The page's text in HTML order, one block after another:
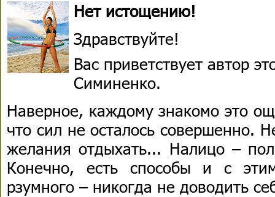
Нет истощению!
Здравствуйте!
Вас приветствует автор
Симиненко.
Наверное, каждому знакомо это
что сил не осталось совершенно.
желания отдыхать... Налицо –
Конечно, есть способы и с
рзумного – никогда не доводить